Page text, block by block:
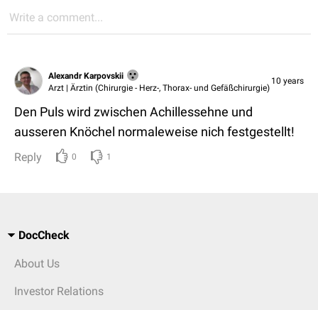
Write a comment...
Alexandr Karpovskii
Arzt | Ärztin (Chirurgie - Herz-, Thorax- und Gefäßchirurgie)
10 years
Den Puls wird zwischen Achillessehne und
ausseren Knöchel normaleweise nich festgestellt!
Reply 0 1
DocCheck
About Us
Investor Relations